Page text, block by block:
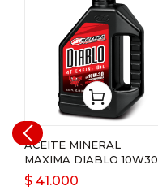
ACEITE MINERAL
MAXIMA DIABLO 10W30
$ 41.000